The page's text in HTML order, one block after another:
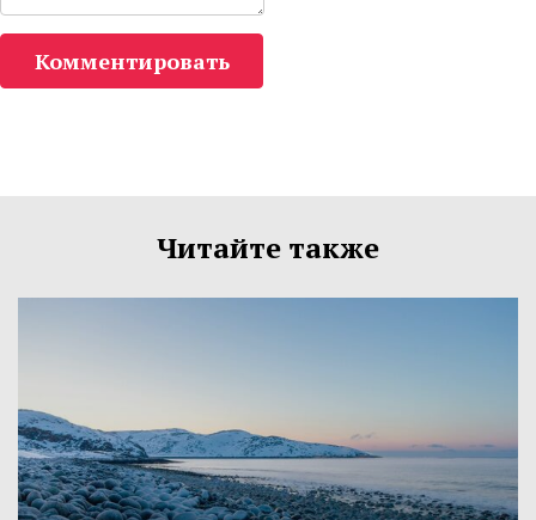
Комментировать
Читайте также